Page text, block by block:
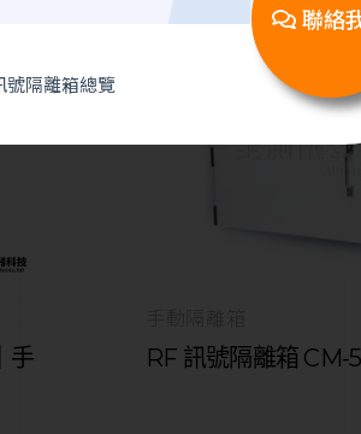
手
RF 訊號隔離箱 CM-
號隔離箱總覽
聯絡